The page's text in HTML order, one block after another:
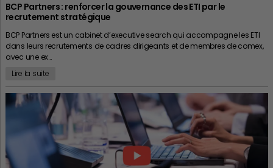
BCP Partners : renforcer la gouvernance des ETI par le
recrutement stratégique
BCP Partners est un cabinet d’executive search qui accompagne les ETI
dans leurs recrutements de cadres dirigeants et de membres de comex,
avec une ex…
Lire la suite